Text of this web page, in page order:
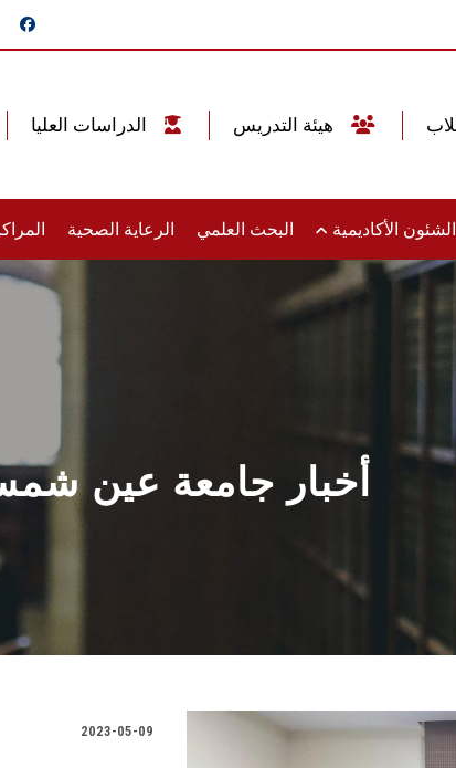
الشئون الأكاديمية البحث العلمي الرعاية الصحية
أخبار جامعة عين
2023-05-09